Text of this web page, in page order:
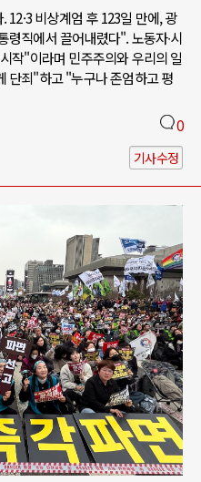
비상계엄 후 123일 만에, 광
령직에서 끌어내렸다". 노동자∙시
작"이라며 민주주의와 우리의 일
단죄"하고 "누구나 존엄하고 평
0
기사수정